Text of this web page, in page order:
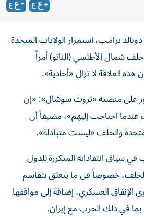
ترامب، استمرار الولايات المتحدة
شمال الأطلسي (الناتو) أمراً
العلاقة لا تزال «أحادية».
على منصته «تروث سوشال»: «إن
عندما احتاجت إليهم»، مضيفاً أن
والحلف «ليست متبادلة».
سياق انتقاداته المتكررة للدول
الحلف، خصوصاً في ما يتعلق بتقاسم
الإنفاق العسكري، إضافة إلى مواقفها
في ذلك الحرب مع إيران.